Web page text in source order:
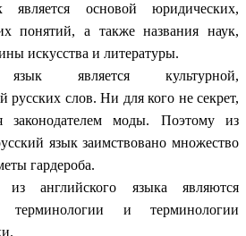
является основой юридических,
понятий, а также названия наук,
искусства и литературы.
язык является культурной,
русских слов. Ни для кого не секрет,
законодателем моды. Поэтому из
язык заимствовано множество
гардероба.
из английского языка являются
терминологии и терминологии